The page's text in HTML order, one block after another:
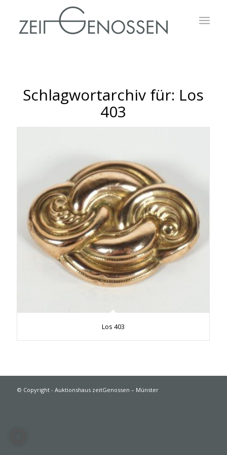
Schlagwortarchiv für: Los
403
Los 403
© Copyright - Auktionshaus zeitGenossen – Münster